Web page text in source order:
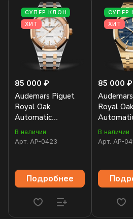
СУПЕР КЛОН
ХИТ
85 000 ₽
Audemars Piguet
Royal Oak
Automatic
15450SR.OO.1256SR.01
В наличии
Арт. AP-0423
Подробнее
СУПЕР
ХИТ
85 000 ₽
Royal Oak
В наличии
Арт. AP-